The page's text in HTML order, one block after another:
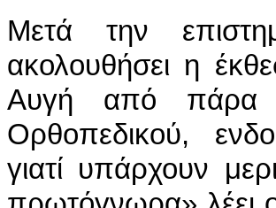
Μετά την
ακολουθήσει η
Αυγή από πάρα
Ορθοπεδικού,
γιατί υπάρχουν